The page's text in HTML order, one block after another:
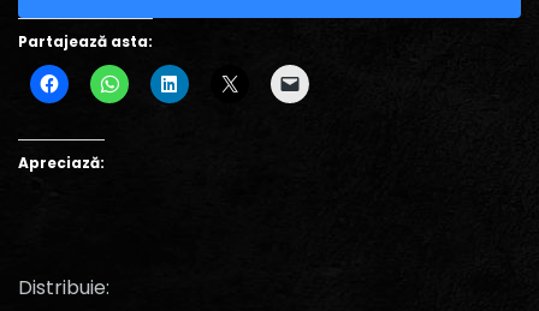
Partajează asta:
Apreciază:
Distribuie: